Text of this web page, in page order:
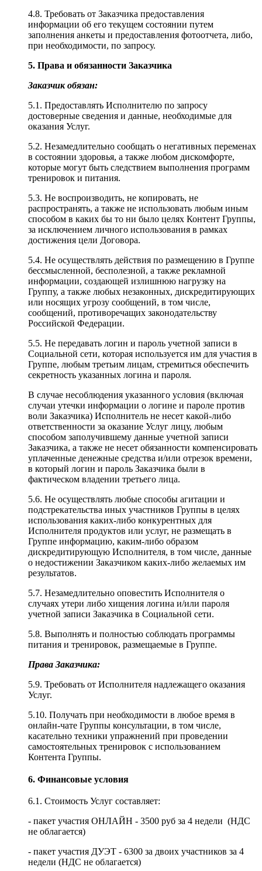
4.8. Требовать от Заказчика предоставления
информации об его текущем состоянии путем
заполнения анкеты и предоставления фотоотчета, либо,
при необходимости, по запросу.
5. Права и обязанности Заказчика
Заказчик обязан:
5.1. Предоставлять Исполнителю по запросу
достоверные сведения и данные, необходимые для
оказания Услуг.
5.2. Незамедлительно сообщать о негативных переменах
в состоянии здоровья, а также любом дискомфорте,
которые могут быть следствием выполнения программ
тренировок и питания.
5.3. Не воспроизводить, не копировать, не
распространять, а также не использовать любым иным
способом в каких бы то ни было целях Контент Группы,
за исключением личного использования в рамках
достижения цели Договора.
5.4. Не осуществлять действия по размещению в Группе
бессмысленной, бесполезной, а также рекламной
информации, создающей излишнюю нагрузку на
Группу, а также любых незаконных, дискредитирующих
или носящих угрозу сообщений, в том числе,
сообщений, противоречащих законодательству
Российской Федерации.
5.5. Не передавать логин и пароль учетной записи в
Социальной сети, которая используется им для участия в
Группе, любым третьим лицам, стремиться обеспечить
секретность указанных логина и пароля.
В случае несоблюдения указанного условия (включая
случаи утечки информации о логине и пароле против
воли Заказчика) Исполнитель не несет какой-либо
ответственности за оказание Услуг лицу, любым
способом заполучившему данные учетной записи
Заказчика, а также не несет обязанности компенсировать
уплаченные денежные средства и/или отрезок времени,
в который логин и пароль Заказчика были в
фактическом владении третьего лица.
5.6. Не осуществлять любые способы агитации и
подстрекательства иных участников Группы в целях
использования каких-либо конкурентных для
Исполнителя продуктов или услуг, не размещать в
Группе информацию, каким-либо образом
дискредитирующую Исполнителя, в том числе, данные
о недостижении Заказчиком каких-либо желаемых им
результатов.
5.7. Незамедлительно оповестить Исполнителя о
случаях утери либо хищения логина и/или пароля
учетной записи Заказчика в Социальной сети.
5.8. Выполнять и полностью соблюдать программы
питания и тренировок, размещаемые в Группе.
Права Заказчика:
5.9. Требовать от Исполнителя надлежащего оказания
Услуг.
5.10. Получать при необходимости в любое время в
онлайн-чате Группы консультации, в том числе,
касательно техники упражнений при проведении
самостоятельных тренировок с использованием
Контента Группы.
6. Финансовые условия
6.1. Стоимость Услуг составляет:
- пакет участия ОНЛАЙН - 3500 руб за 4 недели (НДС
не облагается)
- пакет участия ДУЭТ - 6300 за двоих участников за 4
недели (НДС не облагается)